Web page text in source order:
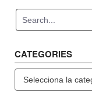
CATEGORIES